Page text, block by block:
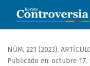
Las luchas en el seno
NÚM. 221 (2023),
Publicado en: octubre 17,